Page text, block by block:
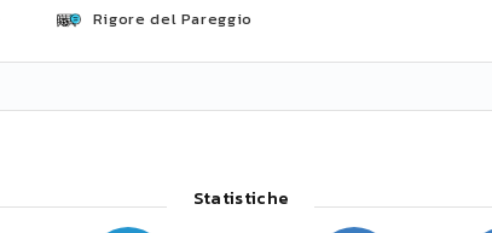
Rigore del Pareggio
Statistiche